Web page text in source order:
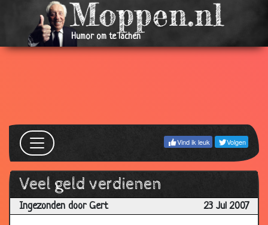
Humor om te lachen
Vind ik leuk Volgen
Veel geld verdienen
Ingezonden door Gert 23 Jul 2007
06 Sep
2007
Het huwelijk
23 Aug
2007
3.10
23 Aug
2007
Verschillende behoeften 3.70
23 Aug
Zinspeling 3.45